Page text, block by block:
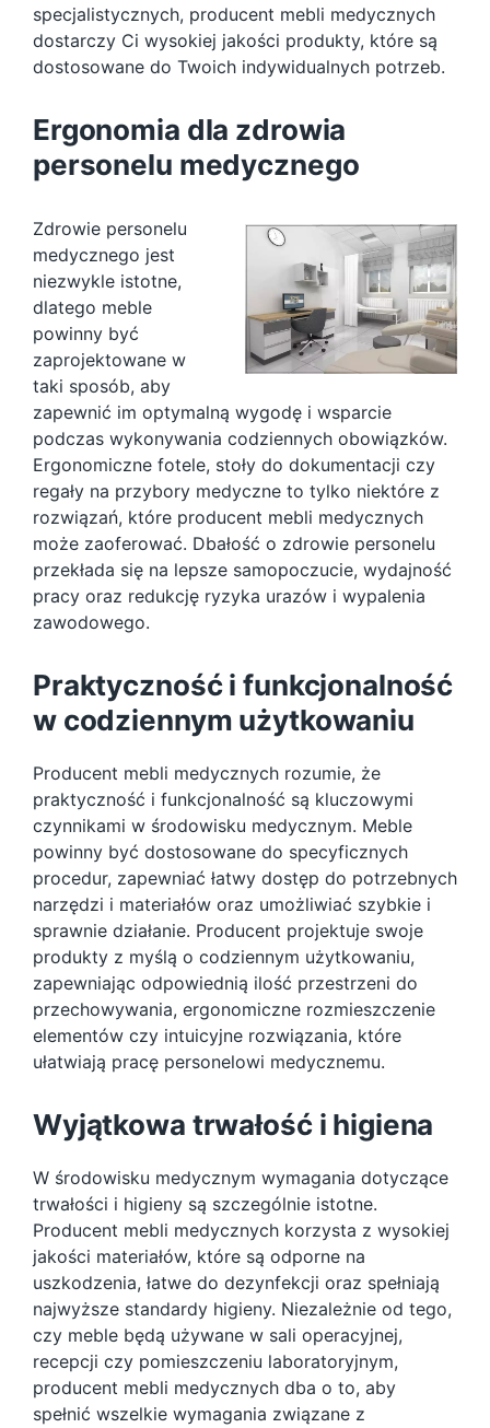
specjalistycznych, producent mebli medycznych
dostarczy Ci wysokiej jakości produkty, które są
dostosowane do Twoich indywidualnych potrzeb.
Ergonomia dla zdrowia
personelu medycznego
Zdrowie personelu
medycznego jest
niezwykle istotne,
dlatego meble
powinny być
zaprojektowane w
taki sposób, aby
zapewnić im optymalną wygodę i wsparcie
podczas wykonywania codziennych obowiązków.
Ergonomiczne fotele, stoły do dokumentacji czy
regały na przybory medyczne to tylko niektóre z
rozwiązań, które producent mebli medycznych
może zaoferować. Dbałość o zdrowie personelu
przekłada się na lepsze samopoczucie, wydajność
pracy oraz redukcję ryzyka urazów i wypalenia
zawodowego.
Praktyczność i funkcjonalność
w codziennym użytkowaniu
Producent mebli medycznych rozumie, że
praktyczność i funkcjonalność są kluczowymi
czynnikami w środowisku medycznym. Meble
powinny być dostosowane do specyficznych
procedur, zapewniać łatwy dostęp do potrzebnych
narzędzi i materiałów oraz umożliwiać szybkie i
sprawnie działanie. Producent projektuje swoje
produkty z myślą o codziennym użytkowaniu,
zapewniając odpowiednią ilość przestrzeni do
przechowywania, ergonomiczne rozmieszczenie
elementów czy intuicyjne rozwiązania, które
ułatwiają pracę personelowi medycznemu.
Wyjątkowa trwałość i higiena
W środowisku medycznym wymagania dotyczące
trwałości i higieny są szczególnie istotne.
Producent mebli medycznych korzysta z wysokiej
jakości materiałów, które są odporne na
uszkodzenia, łatwe do dezynfekcji oraz spełniają
najwyższe standardy higieny. Niezależnie od tego,
czy meble będą używane w sali operacyjnej,
recepcji czy pomieszczeniu laboratoryjnym,
producent mebli medycznych dba o to, aby
spełnić wszelkie wymagania związane z